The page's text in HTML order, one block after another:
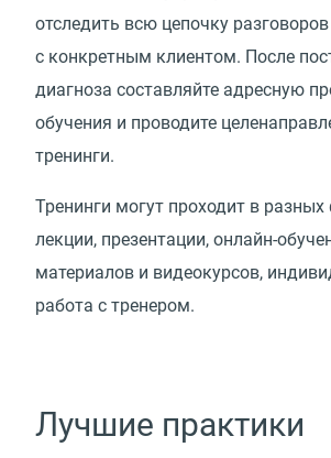
отследить всю цепочку
с конкретным клиентом. После
диагноза составляйте адресную
обучения и проводите
тренинги.
Тренинги могут проходит в
лекции, презентации, онлайн-
материалов и видеокурсов,
работа с тренером.
Лучшие практики